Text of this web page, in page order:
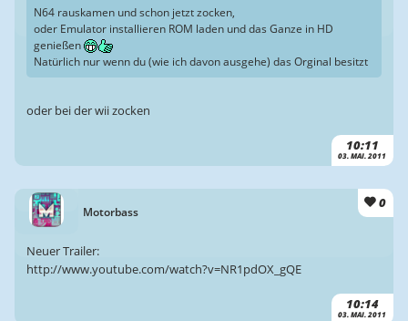
10:11
03. MAI. 2011
N64 rauskamen und schon jetzt zocken,
oder Emulator installieren ROM laden und das Ganze in HD
genießen
Natürlich nur wenn du (wie ich davon ausgehe) das Orginal besitzt
oder bei der wii zocken
Motorbass
0
10:14
03. MAI. 2011
Neuer Trailer:
http://www.youtube.com/watch?v=NR1pdOX_gQE